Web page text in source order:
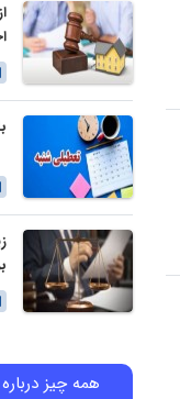
همه چیز درباره